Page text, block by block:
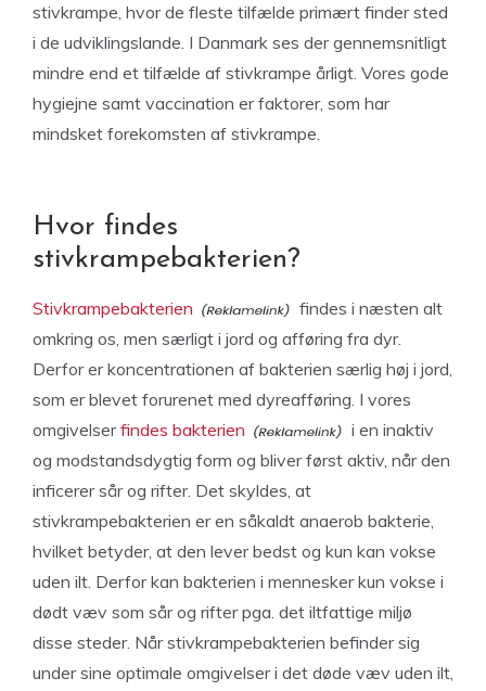
stivkrampe, hvor de fleste tilfælde primært finder sted
i de udviklingslande. I Danmark ses der gennemsnitligt
mindre end et tilfælde af stivkrampe årligt. Vores gode
hygiejne samt vaccination er faktorer, som har
mindsket forekomsten af stivkrampe.
Hvor findes
stivkrampebakterien?
Stivkrampebakterien
findes i næsten alt
omkring os, men særligt i jord og afføring fra dyr.
Derfor er koncentrationen af bakterien særlig høj i jord,
som er blevet forurenet med dyreafføring. I vores
omgivelserfindes bakterien
i en inaktiv
og modstandsdygtig form og bliver først aktiv, når den
inficerer sår og rifter. Det skyldes, at
stivkrampebakterien er en såkaldt anaerob bakterie,
hvilket betyder, at den lever bedst og kun kan vokse
uden ilt. Derfor kan bakterien i mennesker kun vokse i
dødt væv som sår og rifter pga. det iltfattige miljø
disse steder. Når stivkrampebakterien befinder sig
under sine optimale omgivelser i det døde væv uden ilt,